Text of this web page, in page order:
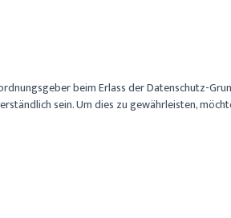
beim Erlass der Datenschutz-
sein. Um dies zu gewährleisten,